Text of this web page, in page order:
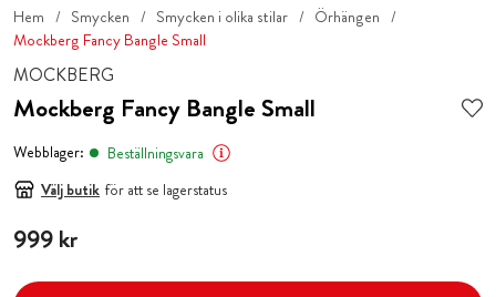
Hem Smycken Smycken i olika stilar
Örhängen
Mockberg Fancy Bangle Small
MOCKBERG
Mockberg Fancy Bangle Small
Webblager:
Beställningsvara
Välj butik för att se lagerstatus
Pris:999 kr
999 kr